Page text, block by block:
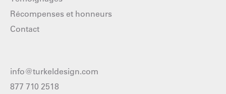
Récompenses et honneurs
Contact
info@turkeldesign.com
877 710 2518